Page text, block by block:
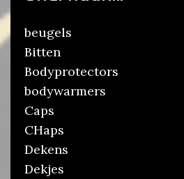
beugels
Bitten
Bodyprotectors
bodywarmers
Caps
CHaps
Dekens
Dekjes